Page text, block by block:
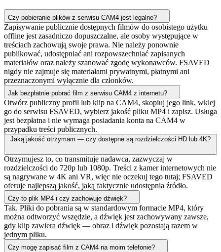
Czy pobieranie plików z serwisu CAM4 jest legalne?
Zapisywanie publicznie dostępnych filmów do osobistego użytku
offline jest zasadniczo dopuszczalne, ale osoby występujące w
treściach zachowują swoje prawa. Nie należy ponownie
publikować, udostępniać ani rozpowszechniać zapisanych
materiałów oraz należy szanować zgodę wykonawców. FSAVED
nigdy nie zajmuje się materiałami prywatnymi, płatnymi ani
przeznaczonymi wyłącznie dla członków.
Jak bezpłatnie pobrać film z serwisu CAM4 z internetu?
Otwórz publiczny profil lub klip na CAM4, skopiuj jego link, wklej
go do serwisu FSAVED, wybierz jakość pliku MP4 i zapisz. Usługa
jest bezpłatna i nie wymaga posiadania konta na CAM4 w
przypadku treści publicznych.
Jaką jakość otrzymam — czy dostępne są rozdzielczości HD lub 4K?
Otrzymujesz to, co transmituje nadawca, zazwyczaj w
rozdzielczości do 720p lub 1080p. Treści z kamer internetowych nie
są nagrywane w 4K ani VR, więc nie oczekuj tego tutaj; FSAVED
oferuje najlepszą jakość, jaką faktycznie udostępnia źródło.
Czy to plik MP4 i czy zachowuje dźwięk?
Tak. Pliki do pobrania są w standardowym formacie MP4, który
można odtworzyć wszędzie, a dźwięk jest zachowywany zawsze,
gdy klip zawiera dźwięk — obraz i dźwięk pozostają razem w
jednym pliku.
Czy mogę zapisać film z CAM4 na moim telefonie?